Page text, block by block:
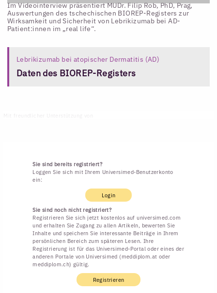
Im Videointerview präsentiert MUDr. Filip Rob, PhD, Prag,
Auswertungen des tschechischen BIOREP-Registers zur
Wirksamkeit und Sicherheit von Lebrikizumab bei AD-
Patient:innen im „real life“.
Lebrikizumab bei atopischer Dermatitis (AD)
Daten des BIOREP-Registers
Mit freundlicher Unterstützung von
Sie sind bereits registriert?
Loggen Sie sich mit Ihrem Universimed-Benutzerkonto
ein:
Login
Sie sind noch nicht registriert?
Registrieren Sie sich jetzt kostenlos auf universimed.com
und erhalten Sie Zugang zu allen Artikeln, bewerten Sie
Inhalte und speichern Sie interessante Beiträge in Ihrem
persönlichen Bereich zum späteren Lesen. Ihre
Registrierung ist für das Universimed-Portal oder eines der
anderen Portale von Universimed (meddiplom.at oder
meddiplom.ch) gültig.
Registrieren